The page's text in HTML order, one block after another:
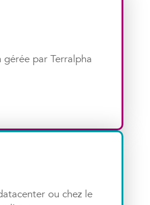
par Terralpha
ou chez le